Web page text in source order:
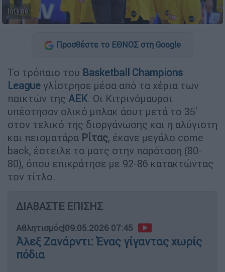
Intime
Προσθέστε το ΕΘΝΟΣ στη Google
Το τρόπαιο του Basketball Champions
League γλίστρησε μέσα από τα χέρια των
παικτών της ΑΕΚ. Οι Κιτρινόμαυροι
υπέστησαν ολικό μπλακ άουτ μετά το 35'
στον τελικό της διοργάνωσης και η αλύγιστη
και πεισματάρα Ρίτας, έκανε μεγάλο come
back, έστειλε το ματς στην παράταση (80-
80), όπου επικράτησε με 92-86 κατακτώντας
τον τίτλο.
ΔΙΑΒΑΣΤΕ ΕΠΙΣΗΣ
Αθλητισμός|09.05.2026 07:45
Άλεξ Ζανάρντι: Ένας γίγαντας χωρίς
πόδια